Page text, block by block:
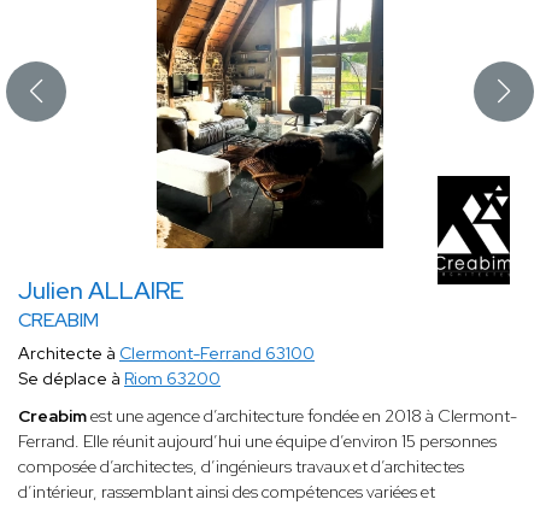
Julien ALLAIRE
CREABIM
Architecte à Clermont-Ferrand 63100
Se déplace à Riom 63200
Creabimest une agence d’architecture fondée en 2018 à Clermont-
Ferrand. Elle réunit aujourd’hui une équipe d’environ 15 personnes
composée d’architectes, d’ingénieurs travaux et d’architectes
d’intérieur, rassemblant ainsi des compétences variées et